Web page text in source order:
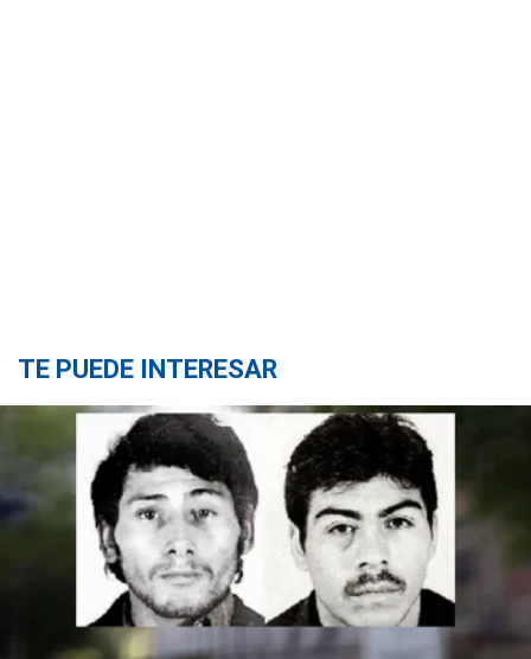
TE PUEDE INTERESAR